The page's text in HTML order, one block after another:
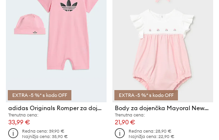
EXTRA -5 %* s kodo OFF
adidas Originals Romper za dojenčke bombažen
Trenutna cena:
33,99 €
Redna cena:39,90 €
Najnižja cena:35,90 €
EXTRA -5 %* s kodo OFF
Body za dojenčka Mayoral Newborn
Trenutna cena:
21,90 €
Redna cena:28,90 €
Najnižja cena:22,90 €